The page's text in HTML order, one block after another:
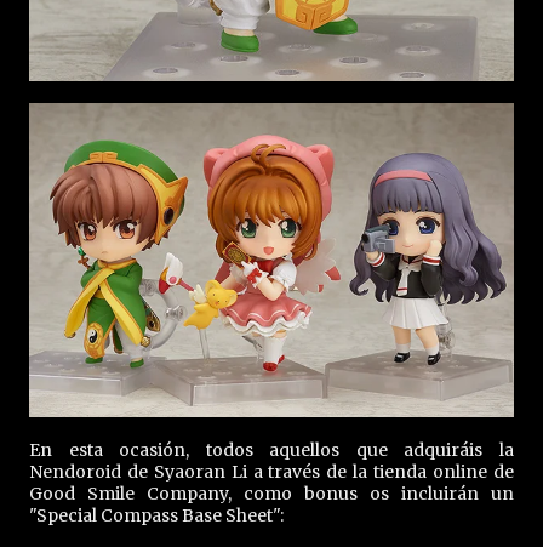
En esta ocasión, todos aquellos que adquiráis la
Nendoroid de Syaoran Li a través de la tienda online de
Good Smile Company, como bonus os incluirán un
"Special Compass Base Sheet":